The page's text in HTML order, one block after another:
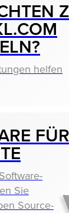
helfen
Sie
Source-